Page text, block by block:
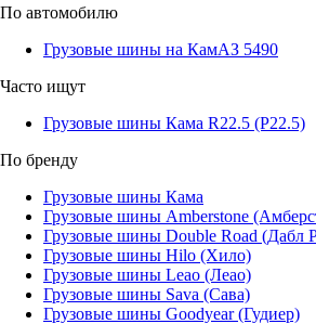
По автомобилю
Грузовые шины на КамАЗ 5490
Часто ищут
Грузовые шины Кама R22.5 (Р22.5)
По бренду
Грузовые шины Кама
Грузовые шины Amberstone
Грузовые шины Double Road (Дабл
Грузовые шины Hilo (Хило)
Грузовые шины Leao (Леао)
Грузовые шины Sava (Сава)
Грузовые шины Goodyear (Гудиер)